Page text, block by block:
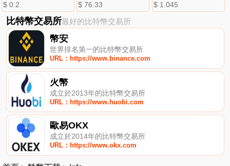
$ 0.2 $ 76.33 $ 1.045
比特幣交易所最好的比特幣交易所
幣安
世界排名第一的比特幣交易所
URL：https://www.binance.com
火幣
成立於2013年的比特幣交易所
URL：https://www.huobi.com
歐易OKX
成立於2014年的比特幣交易所
URL：https://www.okx.com